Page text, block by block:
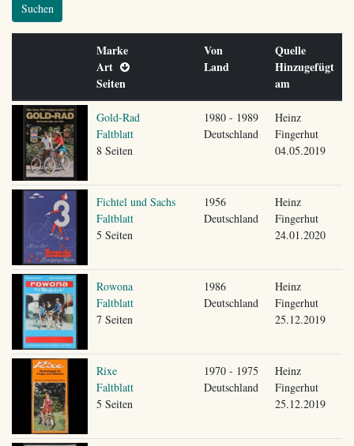
Suchen
Marke
Art
Seiten
Von
Land
Quelle
Hinzugefügt
am
Gold-Rad
Faltblatt
8 Seiten
1980 - 1989
Deutschland
Heinz
Fingerhut
04.05.2019
Fichtel und Sachs
Faltblatt
5 Seiten
1956
Deutschland
Heinz
Fingerhut
24.01.2020
Rowona
Faltblatt
7 Seiten
1986
Deutschland
Heinz
Fingerhut
25.12.2019
Rixe
Faltblatt
5 Seiten
1970 - 1975
Deutschland
Heinz
Fingerhut
25.12.2019